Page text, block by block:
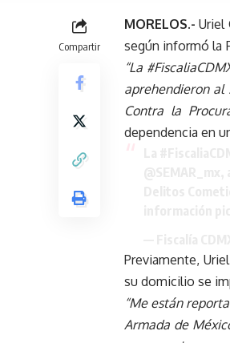
Compartir
MORELOS.- Uriel
según informó la
“La
aprehendieron al
Contra la
dependencia en
Previamente,
su domicilio se
“Me están
Armada de